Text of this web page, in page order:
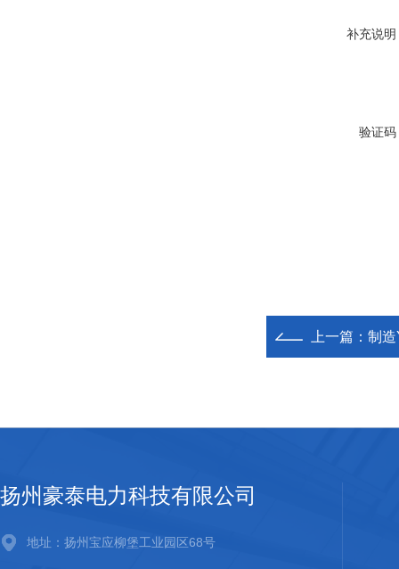
补充说明
验证码
上一篇： 制
扬州豪泰电力科技有限公司
地址：扬州宝应柳堡工业园区68号